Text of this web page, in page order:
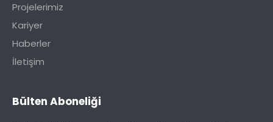
Projelerimiz
Kariyer
Haberler
İletişim
Bülten Aboneliği